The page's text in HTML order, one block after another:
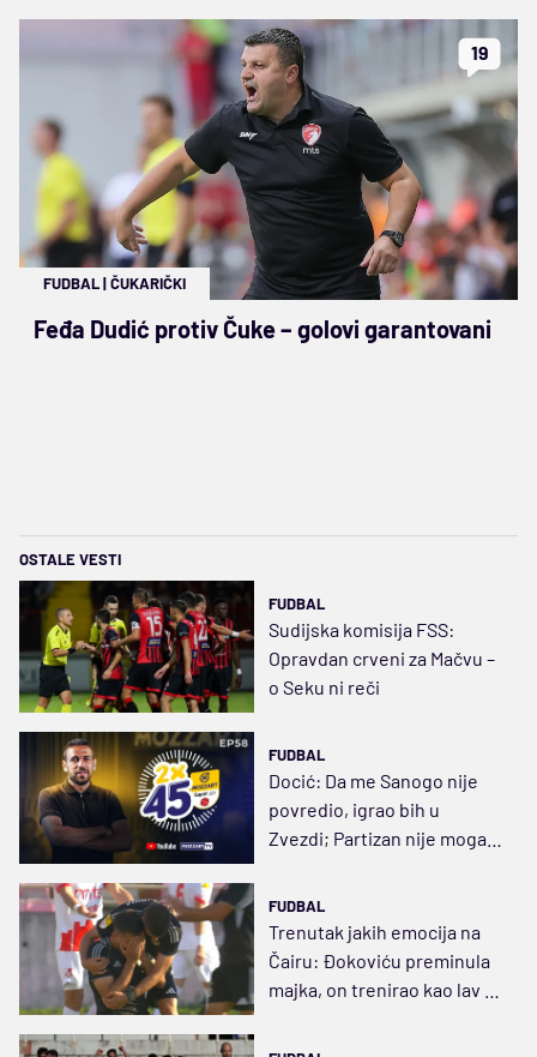
19
FUDBAL|ČUKARIČKI
Feđa Dudić protiv Čuke – golovi garantovani
OSTALE VESTI
FUDBAL
Sudijska komisija FSS:
Opravdan crveni za Mačvu –
o Seku ni reči
FUDBAL
Docić: Da me Sanogo nije
povredio, igrao bih u
Zvezdi; Partizan nije mogao
FUDBAL
Trenutak jakih emocija na
Čairu: Đokoviću preminula
majka, on trenirao kao lav i